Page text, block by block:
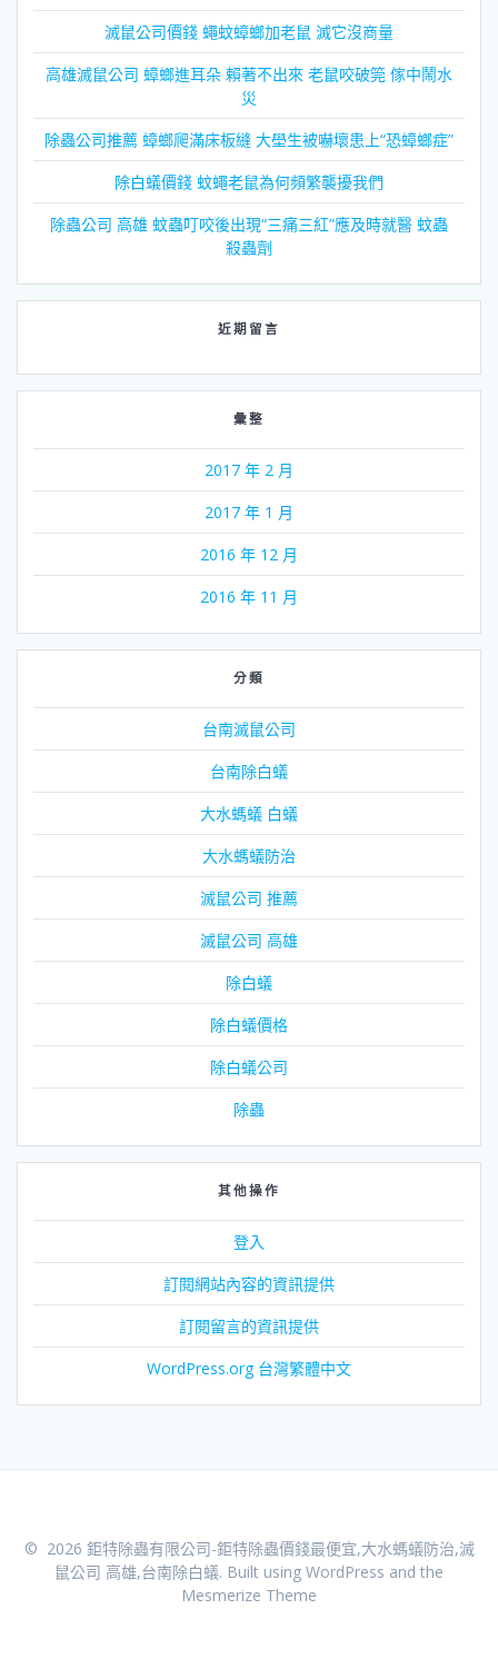
滅鼠公司價錢 蠅蚊蟑螂加老鼠 滅它沒商量
高雄滅鼠公司 蟑螂進耳朵 賴著不出來 老鼠咬破筦 傢中鬧水
災
除蟲公司推薦 蟑螂爬滿床板縫 大壆生被嚇壞患上“恐蟑螂症”
除白蟻價錢 蚊蠅老鼠為何頻繁襲擾我們
除蟲公司 高雄 蚊蟲叮咬後出現“三痛三紅”應及時就醫 蚊蟲
殺蟲劑
近期留言
彙整
2017 年 2 月
2017 年 1 月
2016 年 12 月
2016 年 11 月
分類
台南滅鼠公司
台南除白蟻
大水螞蟻 白蟻
大水螞蟻防治
滅鼠公司 推薦
滅鼠公司 高雄
除白蟻
除白蟻價格
除白蟻公司
除蟲
其他操作
登入
訂閱網站內容的資訊提供
訂閱留言的資訊提供
WordPress.org 台灣繁體中文
© 2026 鉅特除蟲有限公司-鉅特除蟲價錢最便宜,大水螞蟻防治,滅
鼠公司 高雄,台南除白蟻. Built using WordPress and the
Mesmerize Theme